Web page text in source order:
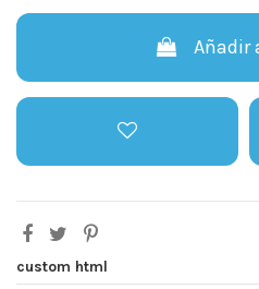
Añadir
custom html